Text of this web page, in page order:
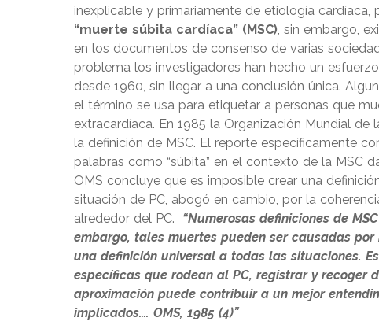
inexplicable y primariamente de etiología
“muerte súbita cardíaca” (MSC) , sin embargo,
en los documentos de consenso de varias
problema los investigadores han hecho un
desde 1960, sin llegar a una conclusión única.
el término se usa para etiquetar a personas que
extracardíaca. En 1985 la Organización Mundial
la definición de MSC. El reporte específicamente
palabras como “súbita” en el contexto de la MSC
OMS concluye que es imposible crear una
situación de PC, abogó en cambio, por la
alrededor del PC. “Numerosas definiciones de
embargo, tales muertes pueden ser causadas
una definición universal a todas las situaciones.
específicas que rodean al PC, registrar y recoger
aproximación puede contribuir a un mejor
implicados…. OMS, 1985 (4)”